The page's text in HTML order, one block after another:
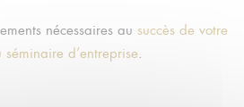
nécessaires au succès de votre
d’entreprise.